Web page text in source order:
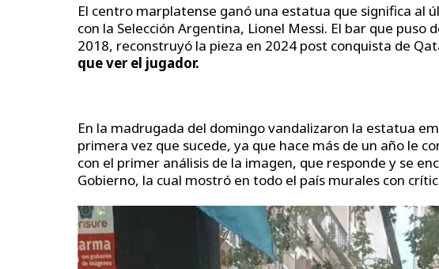
El centro marplatense ganó una estatua que significa al
con la Selección Argentina, Lionel Messi. El bar que puso
2018, reconstruyó la pieza en 2024 post conquista de
que ver el jugador.
En la madrugada del domingo vandalizaron la estatua
primera vez que sucede, ya que hace más de un año le
con el primer análisis de la imagen, que responde y se
Gobierno, la cual mostró en todo el país murales con